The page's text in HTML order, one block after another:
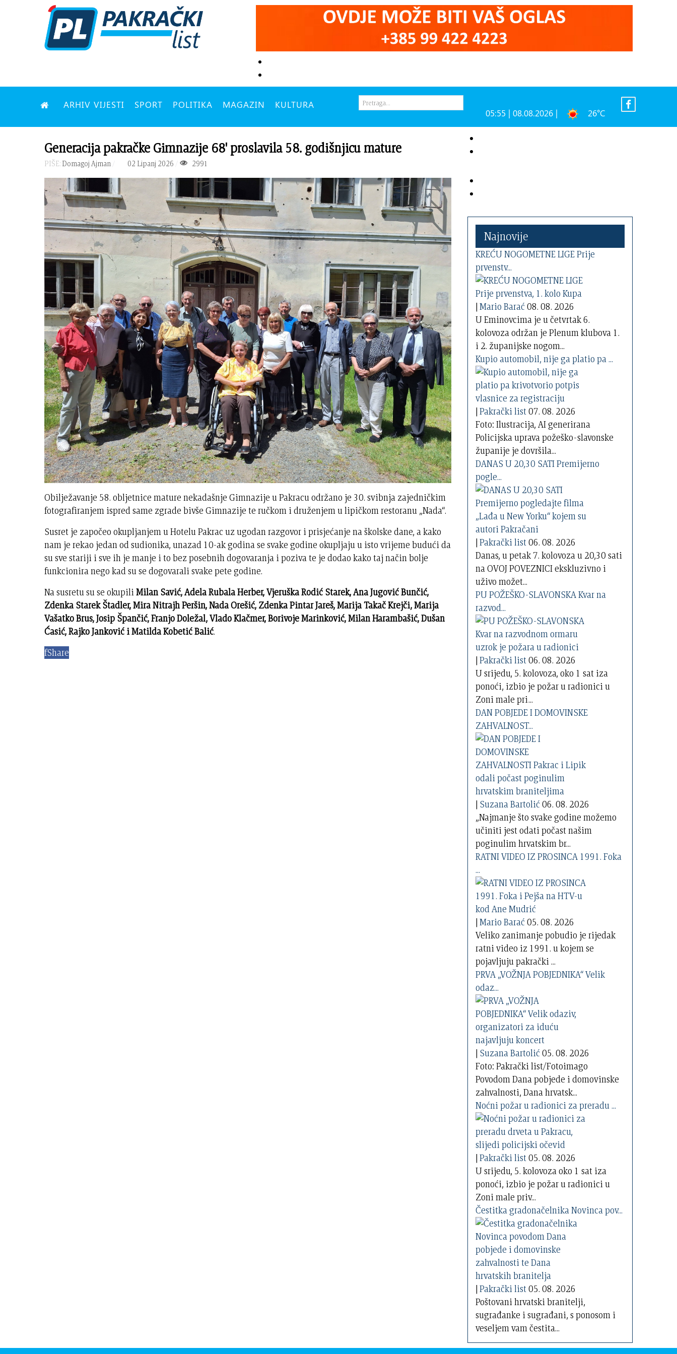
ARHIV VIJESTI SPORT POLITIKA MAGAZIN KULTURA
05:55 | 08.08.2026 | 26°C
Generacija pakračke Gimnazije 68' proslavila 58. godišnjicu mature
PIŠE: Domagoj Ajman 02 Lipanj 2026 2991
Obilježavanje 58. obljetnice mature nekadašnje Gimnazije u Pakracu održano je 30. svibnja zajedničkim
fotografiranjem ispred same zgrade bivše Gimnazije te ručkom i druženjem u lipičkom restoranu „Nada“.
Susret je započeo okupljanjem u Hotelu Pakrac uz ugodan razgovor i prisjećanje na školske dane, a kako
nam je rekao jedan od sudionika, unazad 10-ak godina se svake godine okupljaju u isto vrijeme budući da
su sve stariji i sve ih je manje i to bez posebnih dogovaranja i poziva te je dodao kako taj način bolje
funkcionira nego kad su se dogovarali svake pete godine.
Na susretu su se okupiliMilan Savić, Adela Rubala Herber, Vjeruška Rodić Starek, Ana Jugović Bunčić,
Zdenka Starek Štadler, Mira Nitrajh Peršin, Nada Orešić, Zdenka Pintar Jareš, Marija Takač Krejči, Marija
Vašatko Brus, Josip Špančić, Franjo Doležal, Vlado Klačmer, Borivoje Marinković, Milan Harambašić, Dušan
Ćasić, Rajko Janković i Matilda Kobetić Balić.
fShare
Najnovije
KREĆU NOGOMETNE LIGE Prije
prvenstv...
|Mario Barać 08. 08. 2026
U Eminovcima je u četvrtak 6.
kolovoza održan je Plenum klubova 1.
i 2. županijske nogom...
Kupio automobil, nije ga platio pa ...
|Pakrački list07. 08. 2026
Foto: Ilustracija, AI generirana
Policijska uprava požeško-slavonske
županije je dovršila...
DANAS U 20,30 SATI Premijerno
pogle...
|Pakrački list06. 08. 2026
Danas, u petak 7. kolovoza u 20,30 sati
na OVOJ POVEZNICI ekskluzivno i
uživo možet...
PU POŽEŠKO-SLAVONSKA Kvar na
razvod...
|Pakrački list06. 08. 2026
U srijedu, 5. kolovoza, oko 1 sat iza
ponoći, izbio je požar u radionici u
Zoni male pri...
DAN POBJEDE I DOMOVINSKE
ZAHVALNOST...
| Suzana Bartolić 06. 08. 2026
„Najmanje što svake godine možemo
učiniti jest odati počast našim
poginulim hrvatskim br...
RATNI VIDEO IZ PROSINCA 1991. Foka
...
|Mario Barać 05. 08. 2026
Veliko zanimanje pobudio je rijedak
ratni video iz 1991. u kojem se
pojavljuju pakrački ...
PRVA „VOŽNJA POBJEDNIKA“ Velik
odaz...
| Suzana Bartolić 05. 08. 2026
Foto: Pakrački list/Fotoimago
Povodom Dana pobjede i domovinske
zahvalnosti, Dana hrvatsk...
Noćni požar u radionici za preradu ...
|Pakrački list05. 08. 2026
U srijedu, 5. kolovoza oko 1 sat iza
ponoći, izbio je požar u radionici u
Zoni male priv...
Čestitka gradonačelnika Novinca pov...
|Pakrački list05. 08. 2026
Poštovani hrvatski branitelji,
sugrađanke i sugrađani, s ponosom i
veseljem vam čestita...